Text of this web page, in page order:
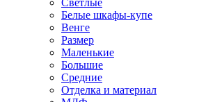
Светлые
Белые шкафы-купе
Венге
Размер
Маленькие
Большие
Средние
Отделка и материал